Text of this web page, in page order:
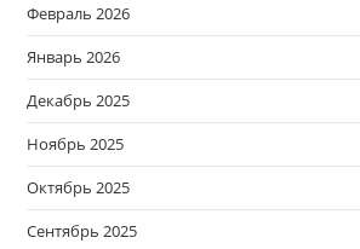
Февраль 2026
Январь 2026
Декабрь 2025
Ноябрь 2025
Октябрь 2025
Сентябрь 2025